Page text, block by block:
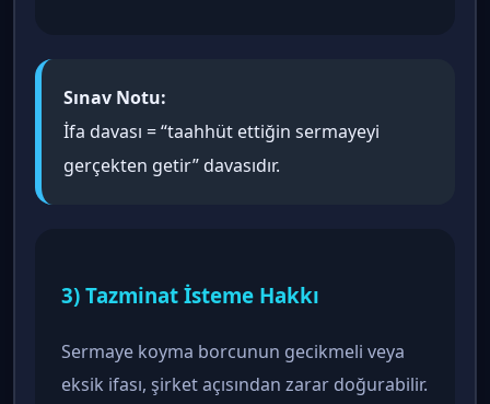
Sınav Notu:
İfa davası = “taahhüt ettiğin sermayeyi
gerçekten getir” davasıdır.
3) Tazminat İsteme Hakkı
Sermaye koyma borcunun gecikmeli veya
eksik ifası, şirket açısından zarar doğurabilir.